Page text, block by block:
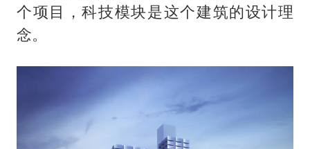
个项目，科技模块是这个建筑的设计理
念。